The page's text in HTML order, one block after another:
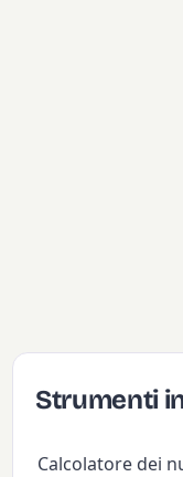
Strumenti
Calcolatore dei